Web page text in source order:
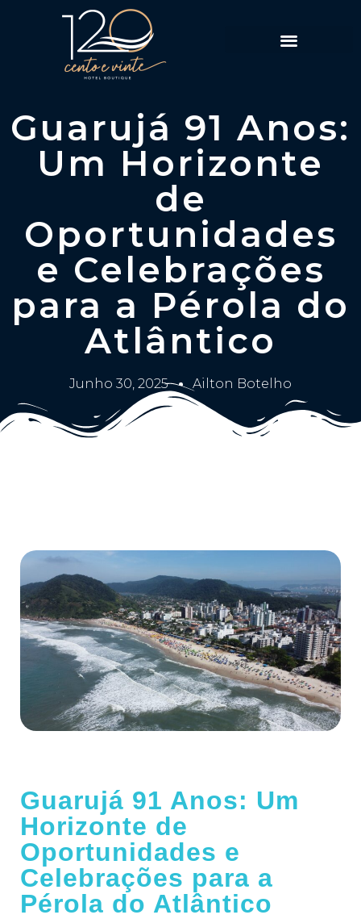
Guarujá 91 Anos:
Um Horizonte
de
Oportunidades
e Celebrações
para a Pérola do
Atlântico
Junho 30, 2025 Ailton Botelho
Guarujá 91 Anos: Um
Horizonte de
Oportunidades e
Celebrações para a
Pérola do Atlântico